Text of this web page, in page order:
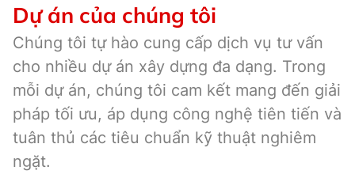
Dự án của chúng tôi
Chúng tôi tự hào cung cấp dịch vụ tư vấn
cho nhiều dự án xây dựng đa dạng. Trong
mỗi dự án, chúng tôi cam kết mang đến giải
pháp tối ưu, áp dụng công nghệ tiên tiến và
tuân thủ các tiêu chuẩn kỹ thuật nghiêm
ngặt.